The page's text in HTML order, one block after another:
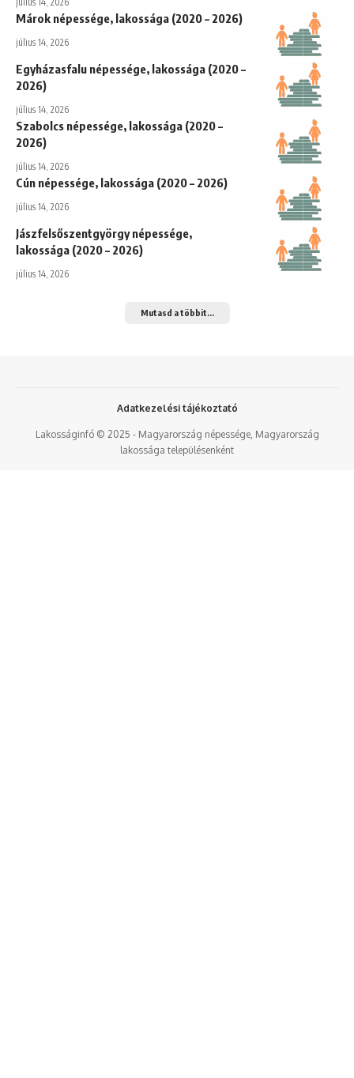
Márok népessége, lakossága (2020 – 2026)
július 14, 2026
Egyházasfalu népessége, lakossága (2020 –
2026)
július 14, 2026
Szabolcs népessége, lakossága (2020 –
2026)
július 14, 2026
Cún népessége, lakossága (2020 – 2026)
július 14, 2026
Jászfelsőszentgyörgy népessége,
lakossága (2020 – 2026)
július 14, 2026
Mutasd a többit...
Lakosságinfó © 2025 - Magyarország népessége, Magyarország
lakossága településenként
Adatkezelési tájékoztató